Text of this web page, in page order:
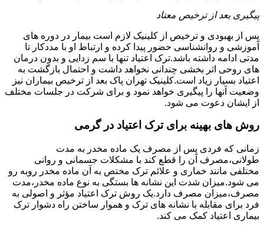
پیگیری بعد از ترخیص معتاد
پس از بهبودی و ترخیص از کلینیک لازم است بیمار در دوره های
آموزشی و روانشناسی حضور پیدا کرده و ارتباط او با مددکار تا
مدتی ادامه داشته باشد.ترک اعتیاد تنها با سم زدایی و بدون درمان
های روحی اثر بخشی چندانی نخواهد داشت و احتمال بازگشت به
اعتیاد بسیار زیاد است.کلینیک تهران پاک بعد از ترخیص بیماران نیز
وضعیت آنها را پیگیری خواهد نمود و برای شرکت در جلسات مختلف
از ایشان دعوت می شود.
روش های بهینه برای ترک اعتیاد در گرمی
زمانی که فردی پس از مصرف یک ماده مخدر به مدت
طولانی،مصرف آن را قطع کند با مشکلات جسمانی و روانی
مختلفی مانند خماری و علائم ترک مختص به آن ماده مخدر روبه رو
می شود.میزان شدت این نشانه ها بستگی به نوع ماده مخدر،مدت
مصرف،میزان مصرف دارد.یک روش ترک اعتیاد مؤثر و اصولی به
فرد برای مقابله با نشانه های ترک و هموار ساختن راه دشوار ترک
بیماری اعتیاد کمک می کند.